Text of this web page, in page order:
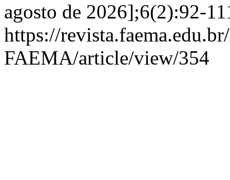
agosto de 2026];6(2):92-
https://
FAEMA/article/view/354